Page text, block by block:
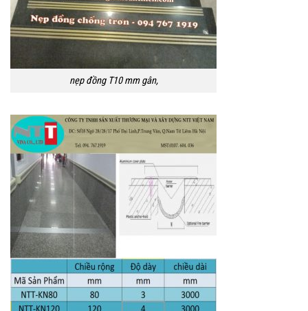
nẹp đồng T10 mm gân,